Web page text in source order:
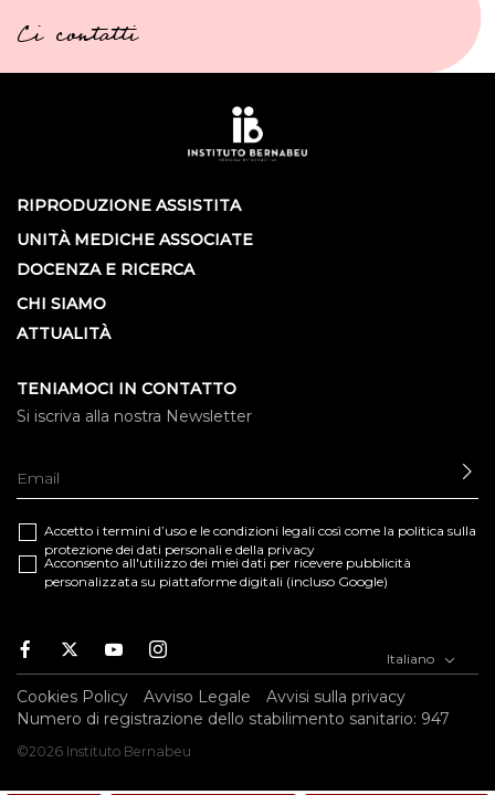
Ci contatti
RIPRODUZIONE ASSISTITA
UNITÀ MEDICHE ASSOCIATE
DOCENZA E RICERCA
CHI SIAMO
ATTUALITÀ
TENIAMOCI IN CONTATTO
Si iscriva alla nostra Newsletter
Accetto i termini d’uso e le condizioni legali così come la politica sulla
protezione dei dati personali e della privacy
Acconsento all'utilizzo dei miei dati per ricevere pubblicità
personalizzata su piattaforme digitali (incluso Google)
Facebook
TwitterYoutubeInstagram Italiano
Cookies Policy Avviso Legale
Avvisi sulla privacy
Numero di registrazione dello stabilimento sanitario: 947
©2026 Instituto Bernabeu